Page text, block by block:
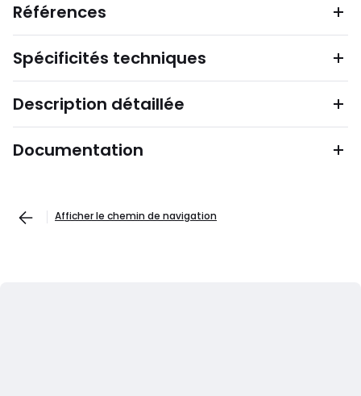
Références
Spécificités techniques
Description détaillée
Documentation
Afficher le chemin de navigation